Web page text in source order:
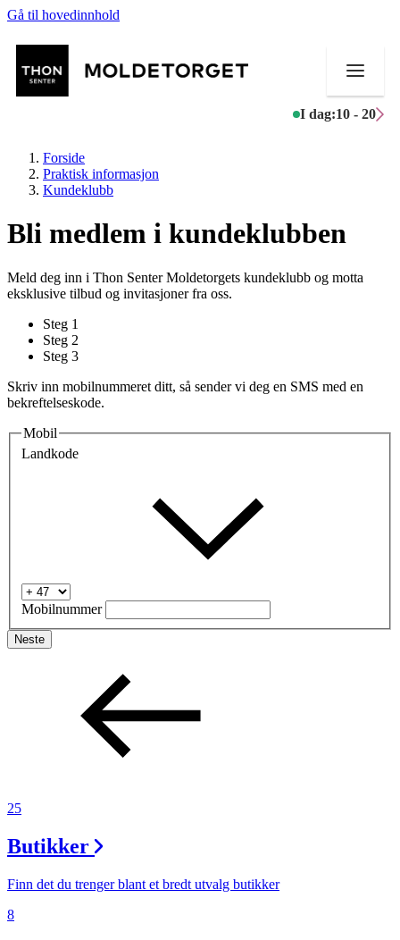
Gå til hovedinnhold
I dag:10 - 20
Butikker
Aktiviteter
Tilbud
Kundeklubb
Inspirasjon
Søk
Ledige stillinger
Magasin
Kundeklubb
Forside
Praktisk informasjon
Kundeklubb
Bli medlem i kundeklubben
Meld deg inn i Thon Senter Moldetorgets kundeklubb og motta
eksklusive tilbud og invitasjoner fra oss.
Steg 1
Steg 2
Steg 3
Skriv inn mobilnummeret ditt, så sender vi deg en SMS med en
bekreftelseskode.
Mobil
Landkode
Mobilnummer
Neste
25
Butikker
Finn det du trenger blant et bredt utvalg butikker
8